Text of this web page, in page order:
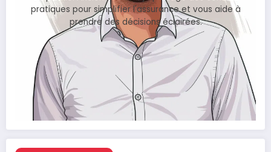
pratiques pour simplifier l'assurance et vous aide à
prendre des décisions éclairées.